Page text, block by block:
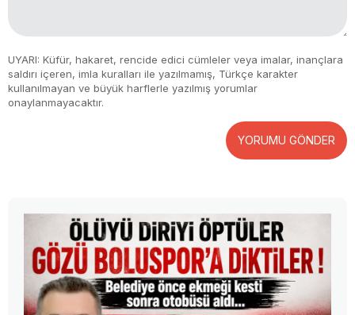
UYARI: Küfür, hakaret, rencide edici cümleler veya imalar, inançlara
saldırı içeren, imla kuralları ile yazılmamış, Türkçe karakter
kullanılmayan ve büyük harflerle yazılmış yorumlar
onaylanmayacaktır.
YORUMU GÖNDER